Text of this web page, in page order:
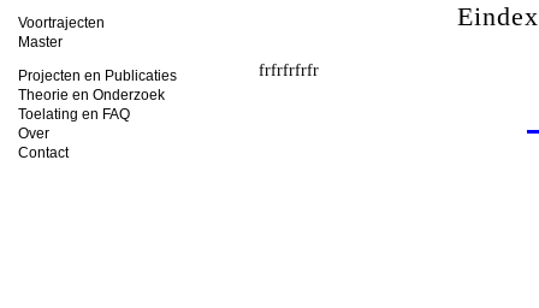
Voortrajecten
Master
Projecten en Publicaties
Theorie en Onderzoek
Toelating en FAQ
Over
Contact
frfrfrfrfr